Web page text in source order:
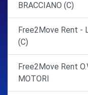
BRACCIANO (C)
Free2Move Rent -
(C)
Free2Move Rent
MOTORI